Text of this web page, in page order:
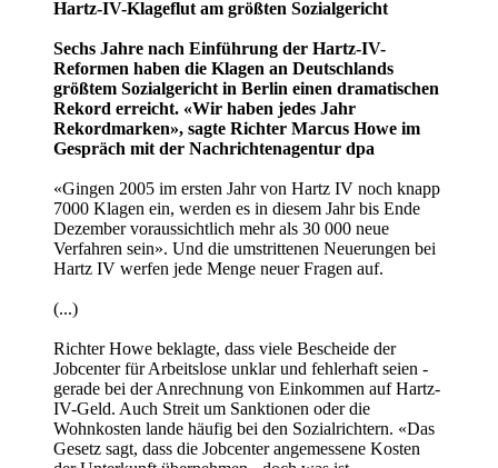
der Unterkunft übernehmen - doch was ist
schillernder Begriff.» Hinzu kämen Untätigkeitsklagen
gegen die überforderten Jobcenter - etwa, wenn
Anträge oder Widersprüche erst Wochen nach Fristende
bearbeitet würden. «Das wäre vermeidbar, wenn die
Center vernünftig personell ausgestattet wären», sagte
Howe.
Quelle:stern.de
Die unbestreitbare Überforderung der Jobcenter und der Gerichte ist
jetzt natürlich auch eine der sprichwörtlichen Gelegenheiten, die
Diebe macht. Ich befürchte, dass die auf diesem thread
richtigen "Entwicklungsschub" bekommen könnten ...
Ich trete überall, wo das notwendig ist, der Meinung entgegen, der
Umstand, dass die Diktatur zu allem fähig war, berechtige dazu, die
Demokratie zu allem unfähig zu machen.
Nach oben